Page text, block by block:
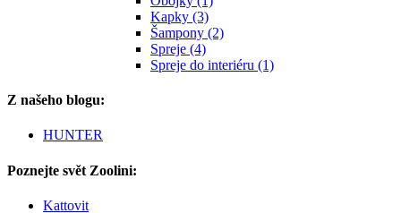
Kapky (3)
Šampony (2)
Spreje (4)
Spreje do interiéru (1)
Z našeho blogu:
HUNTER
Poznejte svět Zoolini:
Kattovit